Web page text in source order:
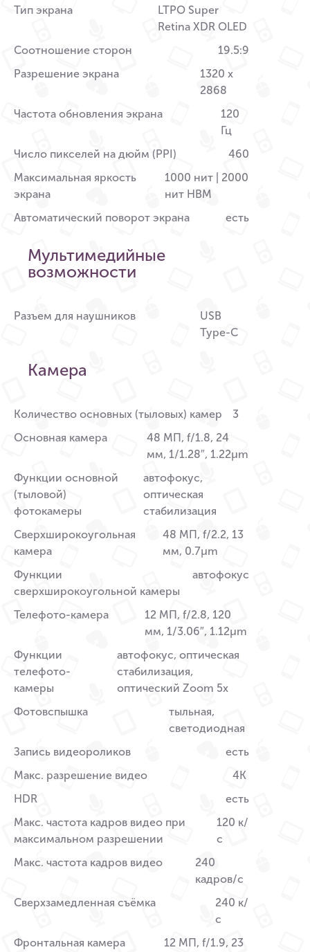
Тип экрана
LTPO Super
Retina XDR OLED
Соотношение сторон
19.5:9
Разрешение экрана
1320 x
2868
Частота обновления экрана
120
Гц
Число пикселей на дюйм (PPI)
460
Максимальная яркость
экрана
1000 нит | 2000
нит HBM
Автоматический поворот экрана
есть
Мультимедийные
возможности
Разъем для наушников
USB
Type-C
Камера
Количество основных (тыловых) камер
3
Основная камера
48 МП, f/1.8, 24
мм, 1/1.28″, 1.22µm
Функции основной
(тыловой)
фотокамеры
автофокус,
оптическая
стабилизация
Сверхширокоугольная
камера
48 МП, f/2.2, 13
мм, 0.7µm
Функции
сверхширокоугольной камеры
автофокус
Телефото-камера
12 МП, f/2.8, 120
мм, 1/3.06″, 1.12µm
Функции
телефото-
камеры
автофокус, оптическая
стабилизация,
оптический Zoom 5x
Фотовспышка
тыльная,
светодиодная
Запись видеороликов
есть
Макс. разрешение видео
4K
HDR
есть
Макс. частота кадров видео при
максимальном разрешении
120 к/
с
Макс. частота кадров видео
240
кадров/с
Сверхзамедленная съёмка
240 к/
с
Фронтальная камера
12 МП, f/1.9, 23